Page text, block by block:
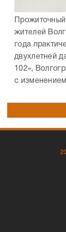
жителей
года
двухлетней
102»,
с